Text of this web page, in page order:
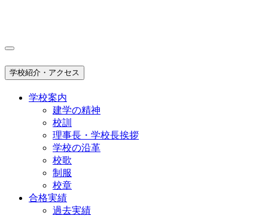
学校紹介・アクセス
学校案内
建学の精神
校訓
理事長・学校長挨拶
学校の沿革
校歌
制服
校章
合格実績
過去実績